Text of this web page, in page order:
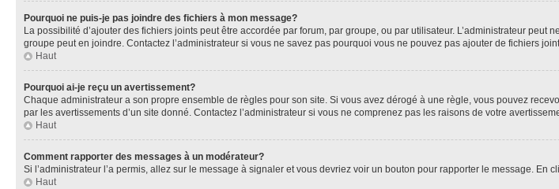
Pourquoi ne puis-je pas joindre des fichiers à mon message?
La possibilité d’ajouter des fichiers joints peut être accordée par forum, par groupe, ou par utilisateur. L’administrateur
groupe peut en joindre. Contactez l’administrateur si vous ne savez pas pourquoi vous ne pouvez pas ajouter de fichiers
Haut
Pourquoi ai-je reçu un avertissement?
Chaque administrateur a son propre ensemble de règles pour son site. Si vous avez dérogé à une règle, vous pouvez
par les avertissements d’un site donné. Contactez l’administrateur si vous ne comprenez pas les raisons de votre
Haut
Comment rapporter des messages à un modérateur?
Si l’administrateur l’a permis, allez sur le message à signaler et vous devriez voir un bouton pour rapporter le message. En
Haut